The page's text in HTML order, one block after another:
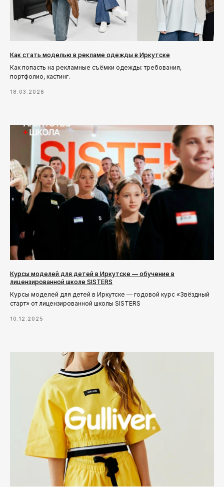
Как стать моделью в рекламе одежды в Иркутске
Как попасть на рекламные съёмки одежды: требования,
портфолио, кастинг.
18.03.2026
Курсы моделей для детей в Иркутске — обучение в
лицензированной школе SISTERS
Курсы моделей для детей в Иркутске — годовой курс «Звёздный
старт» от лицензированной школы SISTERS
10.12.2025